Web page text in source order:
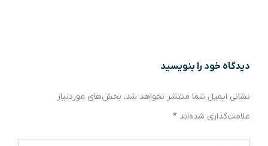
دیدگاه‌ خود را بنویسید
نشانی ایمیل شما منتشر نخواهد شد. بخش‌های موردنیاز
علامت‌گذاری شده‌اند *